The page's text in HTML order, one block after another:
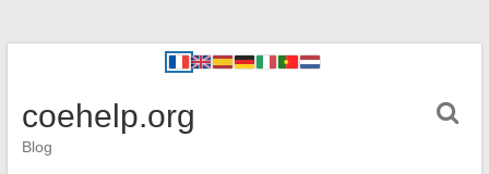
coehelp.org
Blog